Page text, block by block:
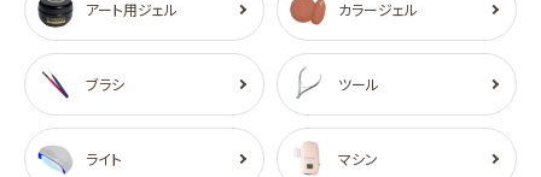
アート用ジェル カラージェル
ブラシ ツール
ライト マシン